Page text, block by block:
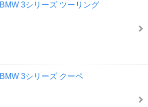
BMW 3シリーズ ツーリング
BMW 3シリーズ クーペ